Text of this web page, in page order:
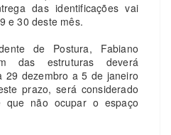
das identificações vai
e 30 deste mês.
de Postura, Fabiano
das estruturas deverá
29 dezembro a 5 de janeiro
prazo, será considerado
que não ocupar o espaço